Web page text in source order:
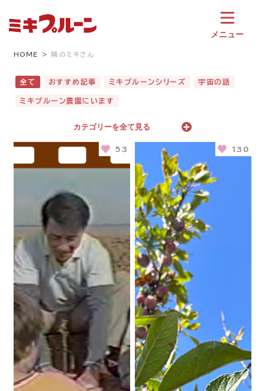
メニュー
HOME 隣のミキさん
全て おすすめ記事 ミキプルーンシリーズ 宇宙の話
ミキプルーン農園にいます
カテゴリーを全て見る
53 130